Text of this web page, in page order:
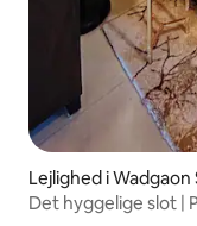
Lejlighed i Wadgaon
Det hyggelige slot |